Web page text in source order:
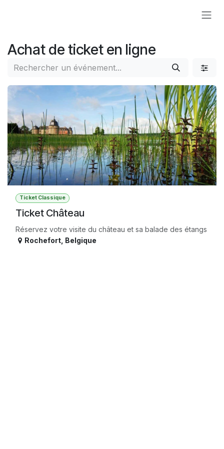
Achat de ticket en ligne
Ticket Classique
Ticket Château
Réservez votre visite du château et sa balade des étangs
Rochefort Belgique